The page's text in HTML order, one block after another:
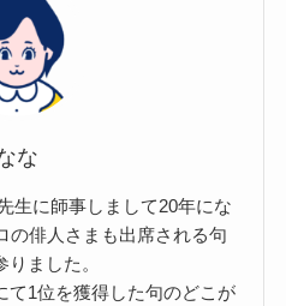
な
生に師事しまして20年にな
の俳人さまも出席される句
ました。
て1位を獲得した句のどこが